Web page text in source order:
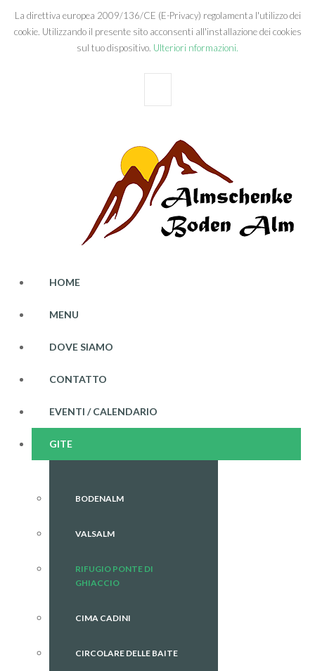
La direttiva europea 2009/136/CE (E-Privacy) regolamenta l'utilizzo dei
cookie. Utilizzando il presente sito acconsenti all'installazione dei cookies
sul tuo dispositivo. Ulteriori nformazioni.
HOME
MENU
DOVE SIAMO
CONTATTO
EVENTI / CALENDARIO
GITE
BODENALM
VALSALM
RIFUGIO PONTE DI
GHIACCIO
CIMA CADINI
CIRCOLARE DELLE BAITE